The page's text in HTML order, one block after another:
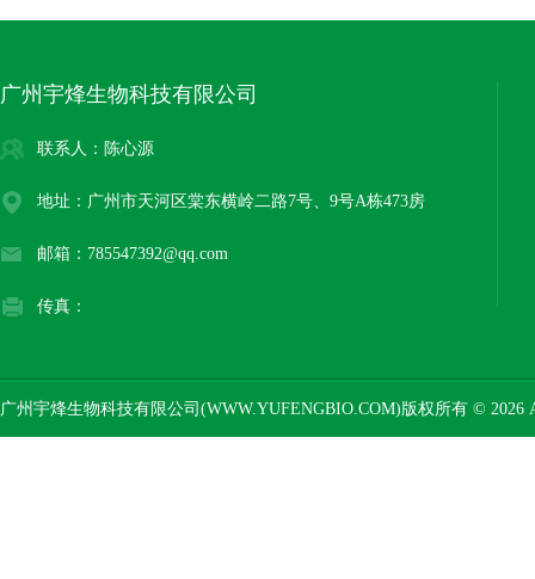
广州宇烽生物科技有限公司
联系人：陈心源
地址：广州市天河区棠东横岭二路7号、9号A栋473房
邮箱：785547392@qq.com
传真：
广州宇烽生物科技有限公司(WWW.YUFENGBIO.COM)版权所有 © 2026